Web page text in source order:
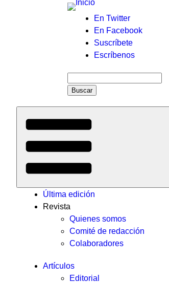
Menú
auxiliar
En Twitter
En Facebook
Suscríbete
Escríbenos
Última edición
Revista
Quienes somos
Comité de redacción
Colaboradores
Artículos
Editorial